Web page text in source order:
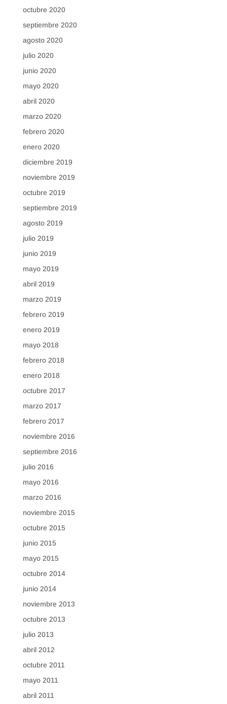
octubre 2020
septiembre 2020
agosto 2020
julio 2020
junio 2020
mayo 2020
abril 2020
marzo 2020
febrero 2020
enero 2020
diciembre 2019
noviembre 2019
octubre 2019
septiembre 2019
agosto 2019
julio 2019
junio 2019
mayo 2019
abril 2019
marzo 2019
febrero 2019
enero 2019
mayo 2018
febrero 2018
enero 2018
octubre 2017
marzo 2017
febrero 2017
noviembre 2016
septiembre 2016
julio 2016
mayo 2016
marzo 2016
noviembre 2015
octubre 2015
junio 2015
mayo 2015
octubre 2014
junio 2014
noviembre 2013
octubre 2013
julio 2013
abril 2012
octubre 2011
mayo 2011
abril 2011